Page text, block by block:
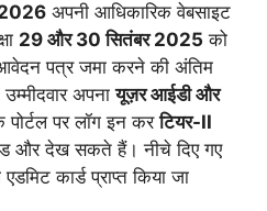
2026 अपनी आधिकारिक वेबसाइट
29 और 30 सितंबर 2025 को
पत्र जमा करने की अंतिम
अपनायूज़र आईडी और
पर लॉग इन करटियर-II
और देख सकते हैं। नीचे दिए गए
कार्ड प्राप्त किया जा